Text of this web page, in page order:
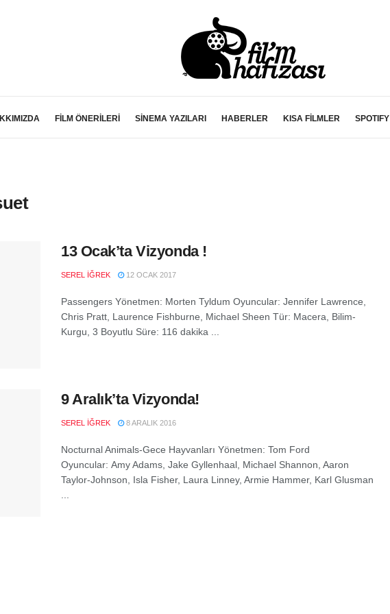
FİLM ÖNERİLERİ SİNEMA YAZILARI HABERLER KISA FİLMLER SPOTIFY
13 Ocak’ta Vizyonda !
SEREL İĞREK 12 OCAK 2017
Passengers Yönetmen: Morten Tyldum Oyuncular: Jennifer Lawrence,
Chris Pratt, Laurence Fishburne, Michael Sheen Tür: Macera, Bilim-
Kurgu, 3 Boyutlu Süre: 116 dakika ...
9 Aralık’ta Vizyonda!
SEREL İĞREK 8 ARALIK 2016
Nocturnal Animals-Gece Hayvanları Yönetmen: Tom Ford
Oyuncular: Amy Adams, Jake Gyllenhaal, Michael Shannon, Aaron
Taylor-Johnson, Isla Fisher, Laura Linney, Armie Hammer, Karl Glusman